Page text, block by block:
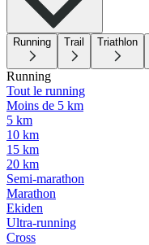
Running Trail Triathlon
Running
Tout le running
Moins de 5 km
5 km
10 km
15 km
20 km
Semi-marathon
Marathon
Ekiden
Ultra-running
Cross